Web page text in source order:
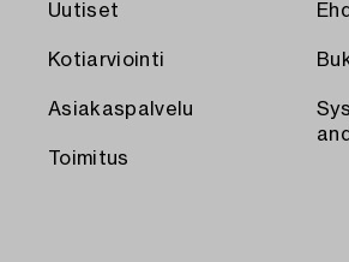
Uutiset
Kotiarviointi
Asiakaspalvelu
Toimitus